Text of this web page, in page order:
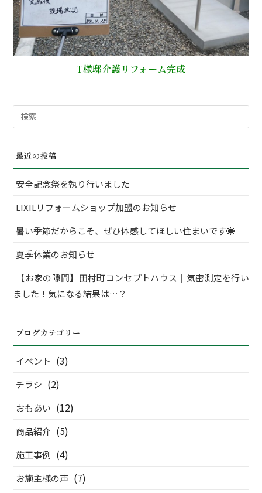
T様邸介護リフォーム完成
索
象:
最近の投稿
安全記念祭を執り行いました
LIXILリフォームショップ加盟のお知らせ
暑い季節だからこそ、ぜひ体感してほしい住まいです☀
夏季休業のお知らせ
【お家の隙間】田村町コンセプトハウス｜気密測定を行い
ました！気になる結果は…？
ブログカテゴリー
イベント (3)
チラシ (2)
おもあい (12)
商品紹介 (5)
施工事例 (4)
お施主様の声 (7)